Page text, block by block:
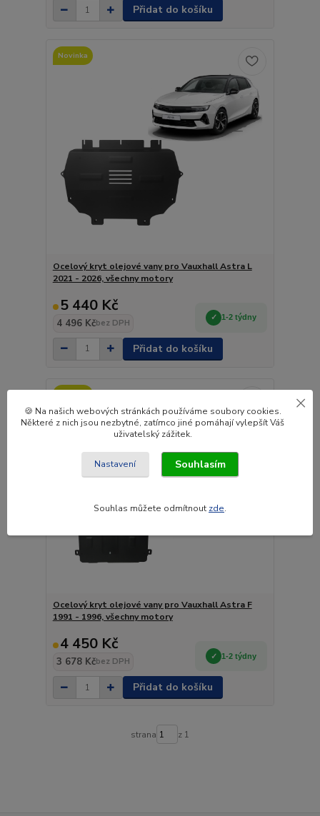
Přidat do košíku
Novinka
Ocelový kryt olejové vany pro Vauxhall Astra L
2021 - 2026, všechny motory
5 440 Kč
4 496 Kčbez DPH
1-2 týdny
Přidat do košíku
Ocelový kryt olejové vany pro Vauxhall Astra F
1991 - 1996, všechny motory
4 450 Kč
3 678 Kčbez DPH
1-2 týdny
Přidat do košíku
strana z 1
🍪 Na našich webových stránkách používáme soubory cookies.
Některé z nich jsou nezbytné, zatímco jiné pomáhají vylepšít Váš
uživatelský zážitek.
Nastavení Souhlasím
Souhlas můžete odmítnout zde.